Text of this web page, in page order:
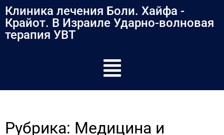
содержимому
Клиника лечения Боли. Хайфа -
Крайот. В Израиле Ударно-волновая
терапия УВТ
Рубрика: Медицина и